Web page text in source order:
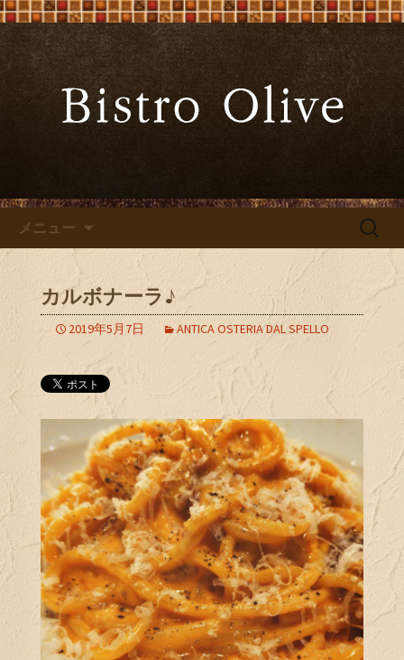
大阪難波の「Bistro Olive（ビ
ストロ オリーブ）」
大阪難波の「ビストロオリーブ」でワ
インと炭火焼料理を
メニュー
検
カルボナーラ♪
2019年5月7日 ANTICA OSTERIA DAL SPELLO